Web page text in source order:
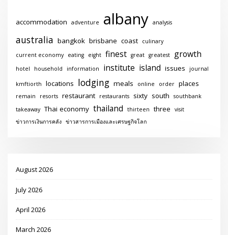
accommodation adventure albany analysis
australia bangkok brisbane coast
culinary
current economy
eating eight finest great greatest growth
hotel household information institute island issues journal
kmftiorth locations lodging meals online order places
remain resorts restaurant restaurants sixty south
southbank
takeaway Thai economy thailand thirteen three
visit
ข่าวการเงินการคลัง ข่าวสารการเมืองและเศรษฐกิจโลก
August 2026
July 2026
April 2026
March 2026